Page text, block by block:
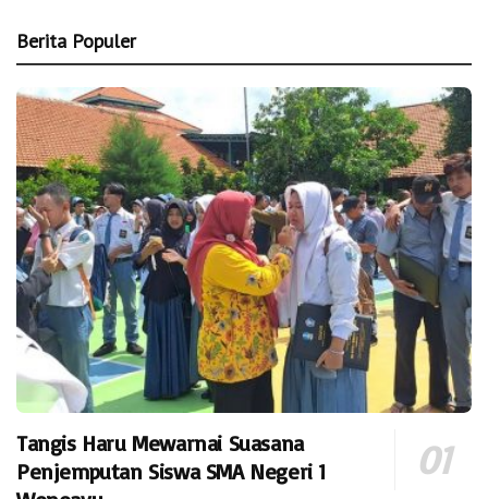
Berita Populer
Tangis Haru Mewarnai Suasana
Penjemputan Siswa SMA Negeri 1